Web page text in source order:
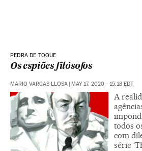
PEDRA DE TOQUE
Os espiões filósofos
MARIO VARGAS LLOSA | MAY 17, 2020 - 15:18 EDT
A
todos
com
série